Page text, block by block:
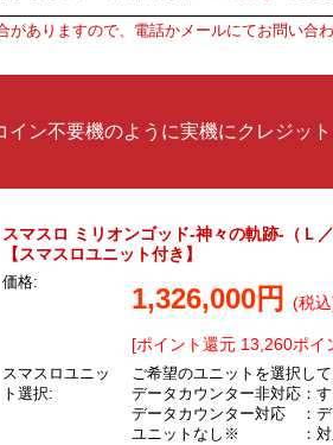
ありますので、電話かメールにてお問い合
ン不要機のように実機にクレジッ
スマスロ ミリオンゴッド-神々の軌跡-（Ｌ
【スマスロユニット付き】
価格:
1,326,000円 (税
[ポイント還元 13,260ポイ
スマスロユニッ
ト選択:
ご希望のユニットを選択し
データカウンター非対応：
データカウンター対応 ：デ
ユニットなし※ ：対応